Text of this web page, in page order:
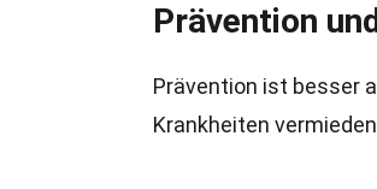
Prävention
Prävention ist besser
Krankheiten